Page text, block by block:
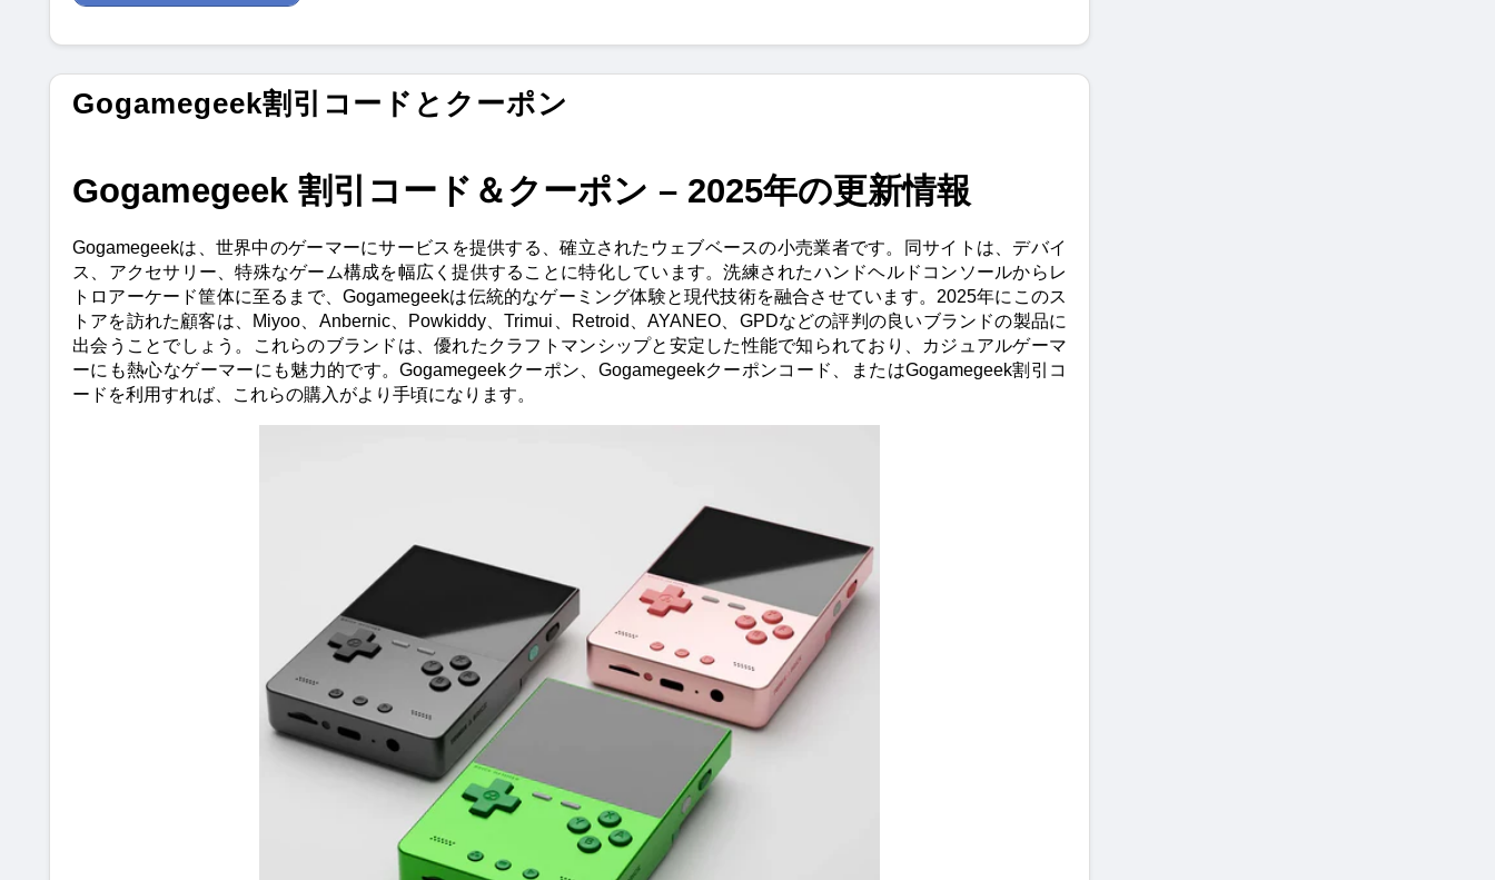
Gogamegeek割引コードとクーポン
Gogamegeek 割引コード＆クーポン – 2025年の更新情報
Gogamegeekは、世界中のゲーマーにサービスを提供する、確立されたウェブベースの小売業者です。同サイトは、デバイ
ス、アクセサリー、特殊なゲーム構成を幅広く提供することに特化しています。洗練されたハンドヘルドコンソールからレ
トロアーケード筐体に至るまで、Gogamegeekは伝統的なゲーミング体験と現代技術を融合させています。 2025年にこのス
トアを訪れた顧客は、Miyoo、Anbernic、Powkiddy、Trimui、Retroid、AYANEO、GPDなどの評判の良いブランドの製品に
出会うことでしょう。これらのブランドは、優れたクラフトマンシップと安定した性能で知られており、カジュアルゲーマ
ーにも熱心なゲーマーにも魅力的です。Gogamegeekクーポン、Gogamegeekクーポンコード、またはGogamegeek割引コ
ードを利用すれば、これらの購入がより手頃になります。